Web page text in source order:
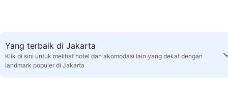
Yang terbaik di Jakarta
Klik di sini untuk melihat hotel dan akomodasi lain yang dekat dengan
landmark populer di Jakarta